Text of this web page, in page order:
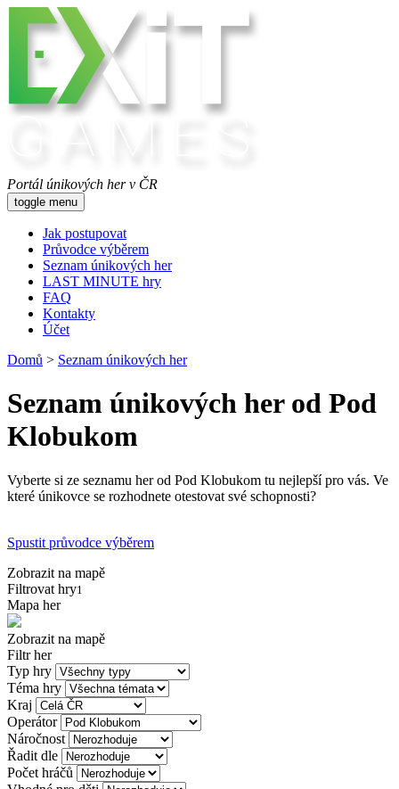
Portál únikových her v ČR
toggle menu
Jak postupovat
Průvodce výběrem
Seznam únikových her
LAST MINUTE hry
FAQ
Kontakty
Účet
Domů > Seznam únikových her
Seznam únikových her od Pod
Klobukom
Vyberte si ze seznamu her od Pod Klobukom tu nejlepší pro vás. Ve
které únikovce se rozhodnete otestovat své schopnosti?
Spustit průvodce výběrem
Zobrazit na mapě
Filtrovat hry1
Mapa her
Zobrazit na mapě
Filtr her
Typ hry
Téma hry
Kraj
Operátor
Náročnost
Řadit dle
Počet hráčů